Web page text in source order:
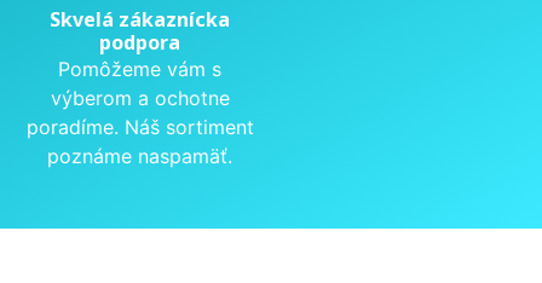
Skvelá zákaznícka
podpora
Pomôžeme vám s
výberom a ochotne
poradíme. Náš sortiment
poznáme naspamäť.